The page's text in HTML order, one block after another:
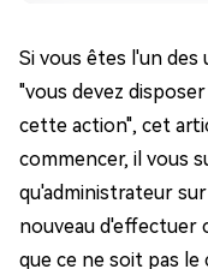
Si vous êtes l'un
"vous devez
cette action", cet
commencer, il vous
qu'administrateur
nouveau d'effectuer
que ce ne soit pas le